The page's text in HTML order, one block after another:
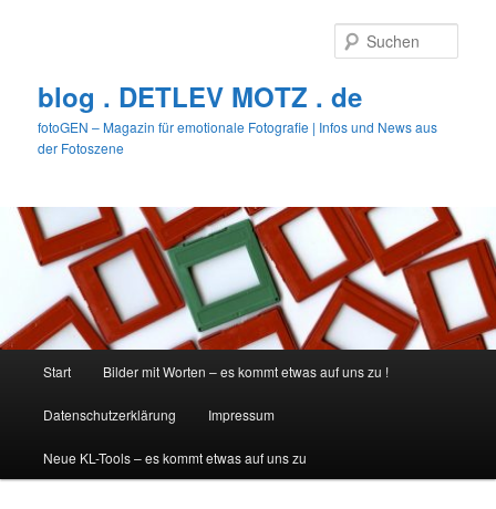
blog . DETLEV MOTZ . de
fotoGEN – Magazin für emotionale Fotografie | Infos und News aus
der Fotoszene
Start Bilder mit Worten – es kommt etwas auf uns zu !
Datenschutzerklärung Impressum
Neue KL-Tools – es kommt etwas auf uns zu